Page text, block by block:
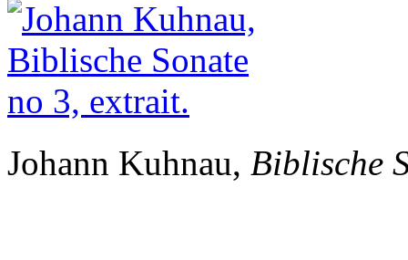
Johann Kuhnau, Biblische